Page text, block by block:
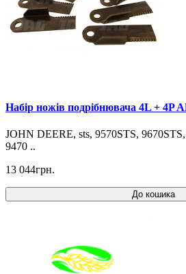
Набір ножів подрібнювача 4L + 4P
JOHN DEERE, sts, 9570STS,
9470 ..
13 044грн.
До кошика